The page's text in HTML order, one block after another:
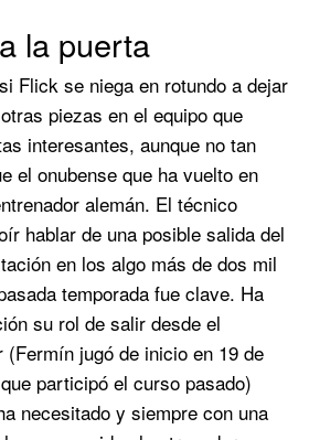
la puerta
Flick se niega en rotundo a dejar
piezas en el equipo que
interesantes, aunque no tan
el onubense que ha vuelto en
alemán. El técnico
hablar de una posible salida del
en los algo más de dos mil
temporada fue clave. Ha
su rol de salir desde el
jugó de inicio en 19 de
participó el curso pasado)
necesitado y siempre con una